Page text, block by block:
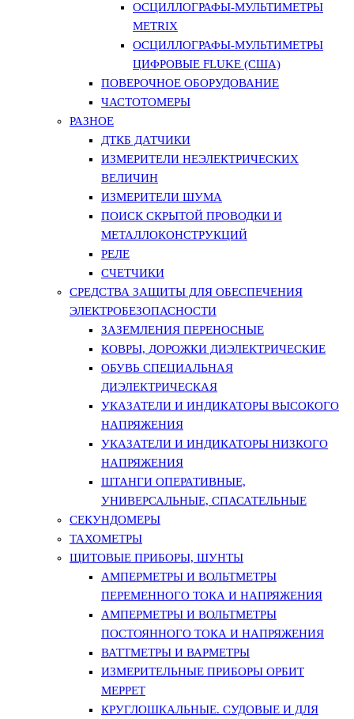
ОСЦИЛЛОГРАФЫ-МУЛЬТИМЕТРЫ
METRIX
ОСЦИЛЛОГРАФЫ-МУЛЬТИМЕТРЫ
ЦИФРОВЫЕ FLUKE (США)
ПОВЕРОЧНОЕ ОБОРУДОВАНИЕ
ЧАСТОТОМЕРЫ
РАЗНОЕ
ДТКБ ДАТЧИКИ
ИЗМЕРИТЕЛИ НЕЭЛЕКТРИЧЕСКИХ
ВЕЛИЧИН
ИЗМЕРИТЕЛИ ШУМА
ПОИСК СКРЫТОЙ ПРОВОДКИ И
МЕТАЛЛОКОНСТРУКЦИЙ
РЕЛЕ
СЧЕТЧИКИ
СРЕДСТВА ЗАЩИТЫ ДЛЯ ОБЕСПЕЧЕНИЯ
ЭЛЕКТРОБЕЗОПАСНОСТИ
ЗАЗЕМЛЕНИЯ ПЕРЕНОСНЫЕ
КОВРЫ, ДОРОЖКИ ДИЭЛЕКТРИЧЕСКИЕ
ОБУВЬ СПЕЦИАЛЬНАЯ
ДИЭЛЕКТРИЧЕСКАЯ
УКАЗАТЕЛИ И ИНДИКАТОРЫ ВЫСОКОГО
НАПРЯЖЕНИЯ
УКАЗАТЕЛИ И ИНДИКАТОРЫ НИЗКОГО
НАПРЯЖЕНИЯ
ШТАНГИ ОПЕРАТИВНЫЕ,
УНИВЕРСАЛЬНЫЕ, СПАСАТЕЛЬНЫЕ
СЕКУНДОМЕРЫ
ТАХОМЕТРЫ
ЩИТОВЫЕ ПРИБОРЫ, ШУНТЫ
АМПЕРМЕТРЫ И ВОЛЬТМЕТРЫ
ПЕРЕМЕННОГО ТОКА И НАПРЯЖЕНИЯ
АМПЕРМЕТРЫ И ВОЛЬТМЕТРЫ
ПОСТОЯННОГО ТОКА И НАПРЯЖЕНИЯ
ВАТТМЕТРЫ И ВАРМЕТРЫ
ИЗМЕРИТЕЛЬНЫЕ ПРИБОРЫ ОРБИТ
МЕРРЕТ
КРУГЛОШКАЛЬНЫЕ. СУДОВЫЕ И ДЛЯ